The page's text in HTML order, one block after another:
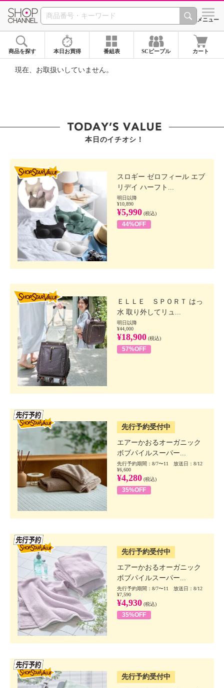
SHOP CHANNEL ショッ
メニュー
商品を探す 本日お買得 番組表 SCピープル カート
現在、お取扱いしていません。
本日のイチオシ！
スロギー ゼロフィール エブ
リデイ ハーフト...
明日以降
¥10,890
¥5,990 (税込)
44%OFF
ＥＬＬＥ ＳＰＯＲＴ はっ
水 取り外してリュ...
明日以降
¥44,000
¥18,900 (税込)
57%OFF
先行予約受付中
エアーかおるオーガニック
ボブパイルスーパー...
先行予約期間：8/7〜11 放送日：8/12
¥6,600
¥4,280 (税込)
35%OFF
先行予約受付中
エアーかおるオーガニック
ボブパイルスーパー...
先行予約期間：8/7〜11 放送日：8/12
¥7,590
¥4,930 (税込)
35%OFF
先行予約受付中